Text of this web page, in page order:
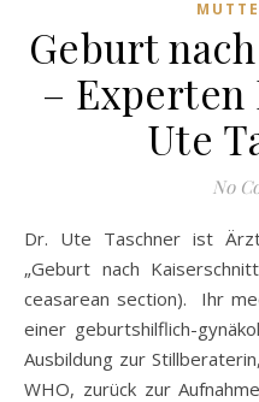
Geburt
–
Ute
No
Dr. Ute Taschner ist Ärztin und Expertin zum Thema
„Geburt nach
ceasarean section). Ihr
einer geburtshilflich-
Ausbildung zur
WHO, zurück zur